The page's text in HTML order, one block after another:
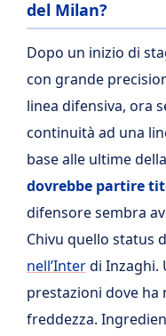
del Milan?
Dopo un inizio di
con grande
linea difensiva, ora
continuità ad una
base alle ultime
dovrebbe partire
difensore sembra
Chivu quello status
nell’Interdi Inzaghi.
prestazioni dove
freddezza.